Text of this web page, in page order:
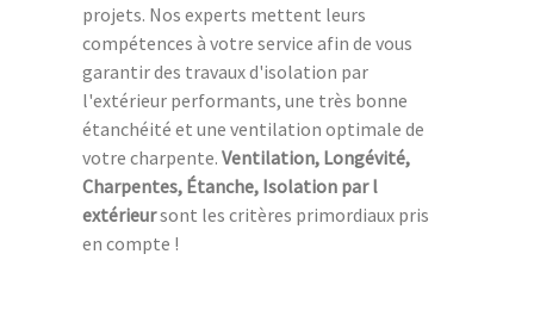
projets. Nos experts mettent leurs
compétences à votre service afin de vous
garantir des travaux d'isolation par
l'extérieur performants, une très bonne
étanchéité et une ventilation optimale de
votre charpente. Ventilation, Longévité,
Charpentes, Étanche, Isolation par l
extérieursont les critères primordiaux pris
en compte !